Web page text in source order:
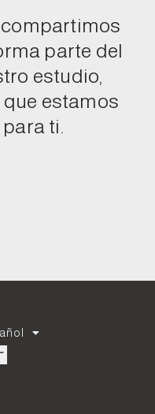
parte del
estudio,
estamos
ti.